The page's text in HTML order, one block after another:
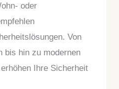
oder
Von
bis hin zu modernen
Ihre Sicherheit